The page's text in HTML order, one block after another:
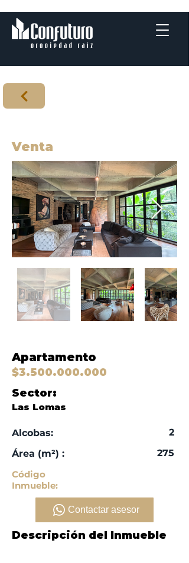
Venta
Apartamento
$3.500.000.000
Sector:
Las Lomas
Alcobas:
​Área (m²) :
Código
Inmueble:
2
275
Contactar asesor
Descripción del Inmueble